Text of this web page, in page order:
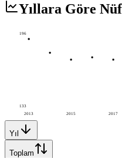
Yıllara Göre
2013 2015 2017
196
133
Yıl
Toplam